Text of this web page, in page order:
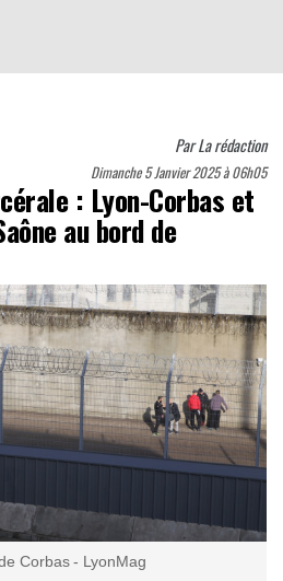
ParLa rédaction
Dimanche 5 Janvier 2025 à 06h05
: Lyon-Corbas et
au bord de
Corbas - LyonMag